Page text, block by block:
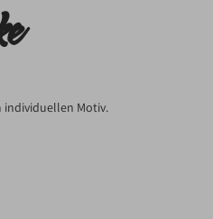
individuellen Motiv.